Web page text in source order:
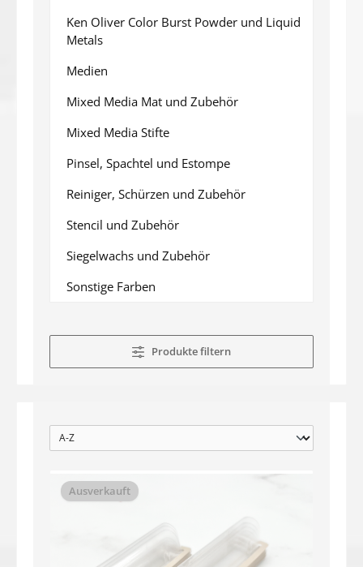
Ken Oliver Color Burst Powder und Liquid
Metals
Medien
Mixed Media Mat und Zubehör
Mixed Media Stifte
Pinsel, Spachtel und Estompe
Reiniger, Schürzen und Zubehör
Stencil und Zubehör
Siegelwachs und Zubehör
Sonstige Farben
Produkte filtern
Ausverkauft